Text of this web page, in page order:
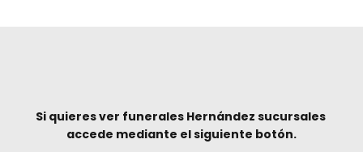
Si quieres ver funerales Hernández sucursales
accede mediante el siguiente botón.